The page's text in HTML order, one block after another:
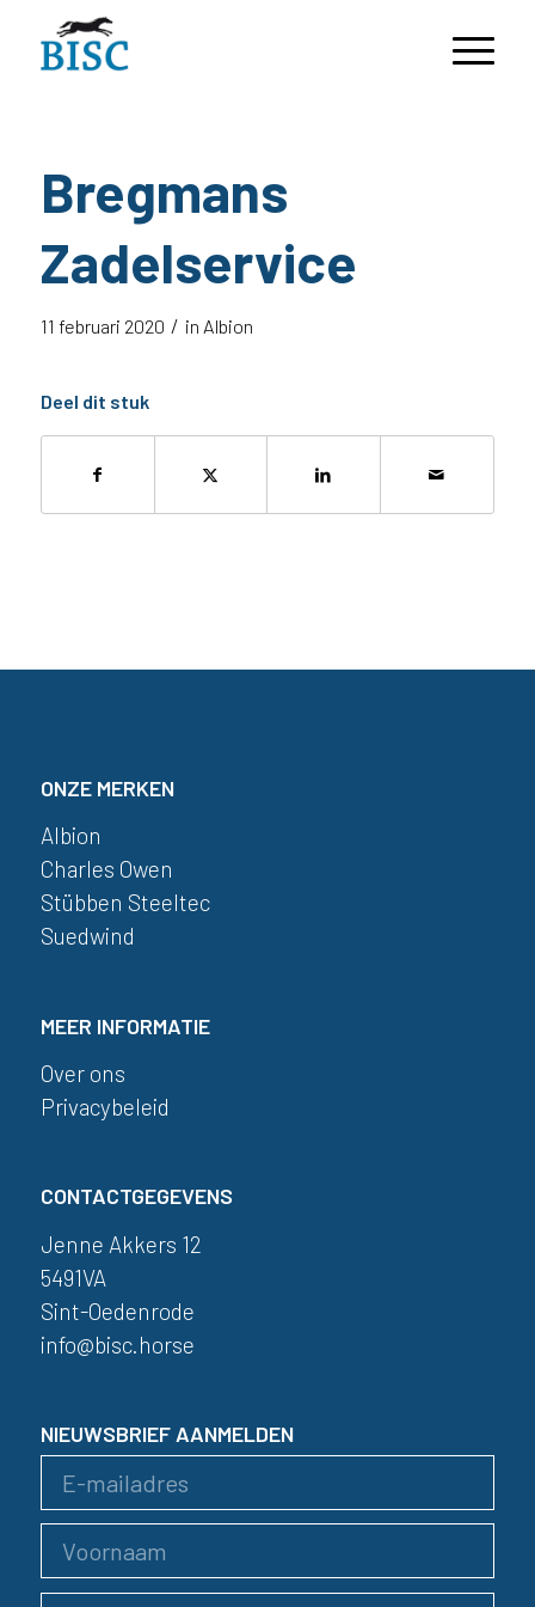
Bregmans
Zadelservice
11 februari 2020 / in Albion
Deel dit stuk
ONZE MERKEN
Albion
Charles Owen
Stübben Steeltec
Suedwind
MEER INFORMATIE
Over ons
Privacybeleid
CONTACTGEGEVENS
Jenne Akkers 12
5491VA
Sint-Oedenrode
info@bisc.horse
NIEUWSBRIEF AANMELDEN